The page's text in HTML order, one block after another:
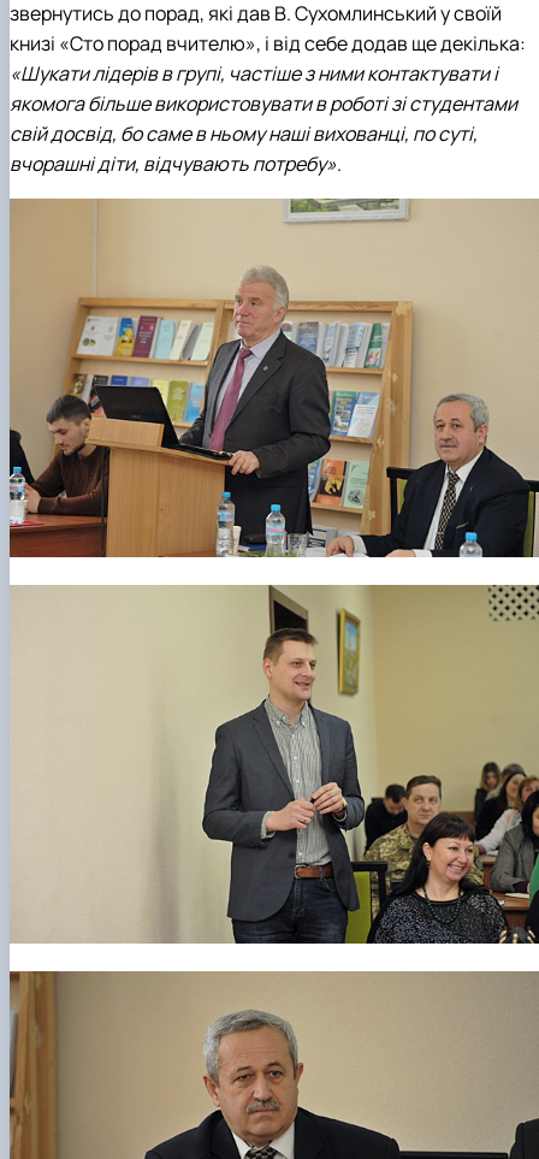
звернутись до порад, які дав В. Сухомлинський у своїй
книзі «Сто порад вчителю», і від себе додав ще декілька:
«Шукати лідерів в групі, частіше з ними контактувати і
якомога більше використовувати в роботі зі студентами
свій досвід, бо саме в ньому наші вихованці, по суті,
вчорашні діти, відчувають потребу».